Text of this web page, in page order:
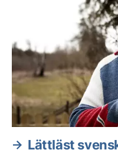
Lättläst